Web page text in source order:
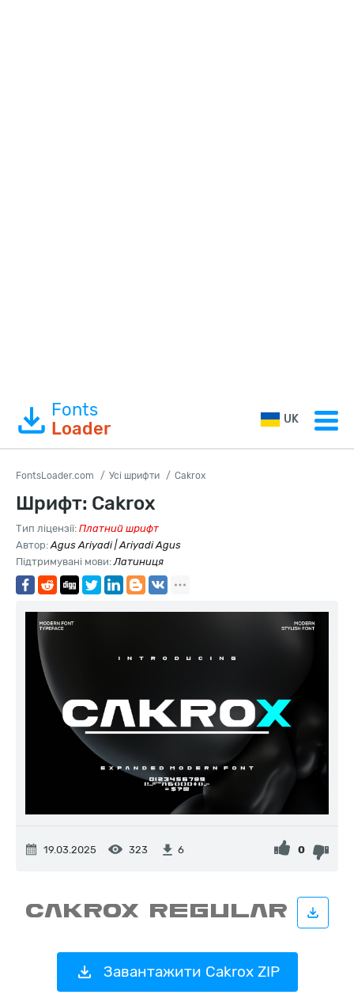
Fonts
Loader
UK
FontsLoader.com Усі шрифти Cakrox
Шрифт: Cakrox
Тип ліцензії: Платний шрифт
Автор:Agus Ariyadi | Ariyadi Agus
Підтримувані мови:Латиниця
19.03.2025 323 6 0
Завантажити Cakrox ZIP